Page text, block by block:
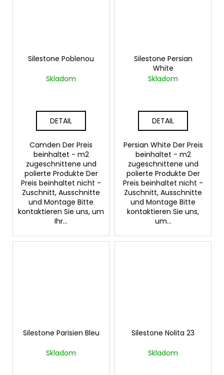
Silestone Poblenou
Skladom
DETAIL
Camden Der Preis
beinhaltet - m2
zugeschnittene und
polierte Produkte Der
Preis beinhaltet nicht -
Zuschnitt, Ausschnitte
und Montage Bitte
kontaktieren Sie uns, um
Ihr...
Silestone Persian
White
Skladom
DETAIL
Persian White Der Preis
beinhaltet - m2
zugeschnittene und
polierte Produkte Der
Preis beinhaltet nicht -
Zuschnitt, Ausschnitte
und Montage Bitte
kontaktieren Sie uns,
um...
Silestone Parisien Bleu
Skladom
Silestone Nolita 23
Skladom